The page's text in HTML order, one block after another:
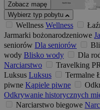
Zobacz mapę
Wybierz typ pobytu
Wellness Wellness
Jarmarki bożonarodzeniowe
seniorów Dla seniorów
wody Blisko wody Dla
Narciarstwo
Travelking
Luksus Luksus Termalne
piwne Kąpiele piwne
Odkrywanie historycznych
Narciarstwo biegowe